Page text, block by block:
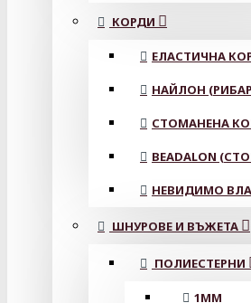
КОРДИ
ЕЛАСТИЧНА
НАЙЛОН
СТОМАНЕНА
BEADALON
НЕВИДИМО
ШНУРОВЕ И ВЪЖЕТА
ПОЛИЕСТЕРНИ
1ММ